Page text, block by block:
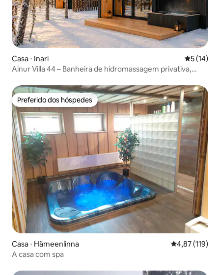
Casa ⋅ Inari 5 de uma
5 (14)
Ainur Villa 44 – Banheira de hidromassagem privativa,
Preferido dos hóspedes
Preferido dos hóspedes
Casa ⋅ Hämeenlinna 4,87 de uma
4,87 (119)
A casa com spa